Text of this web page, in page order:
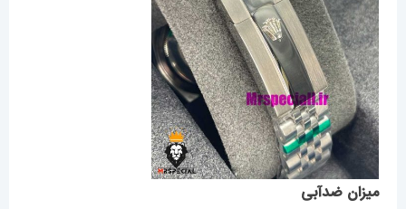
میزان ضدآبی